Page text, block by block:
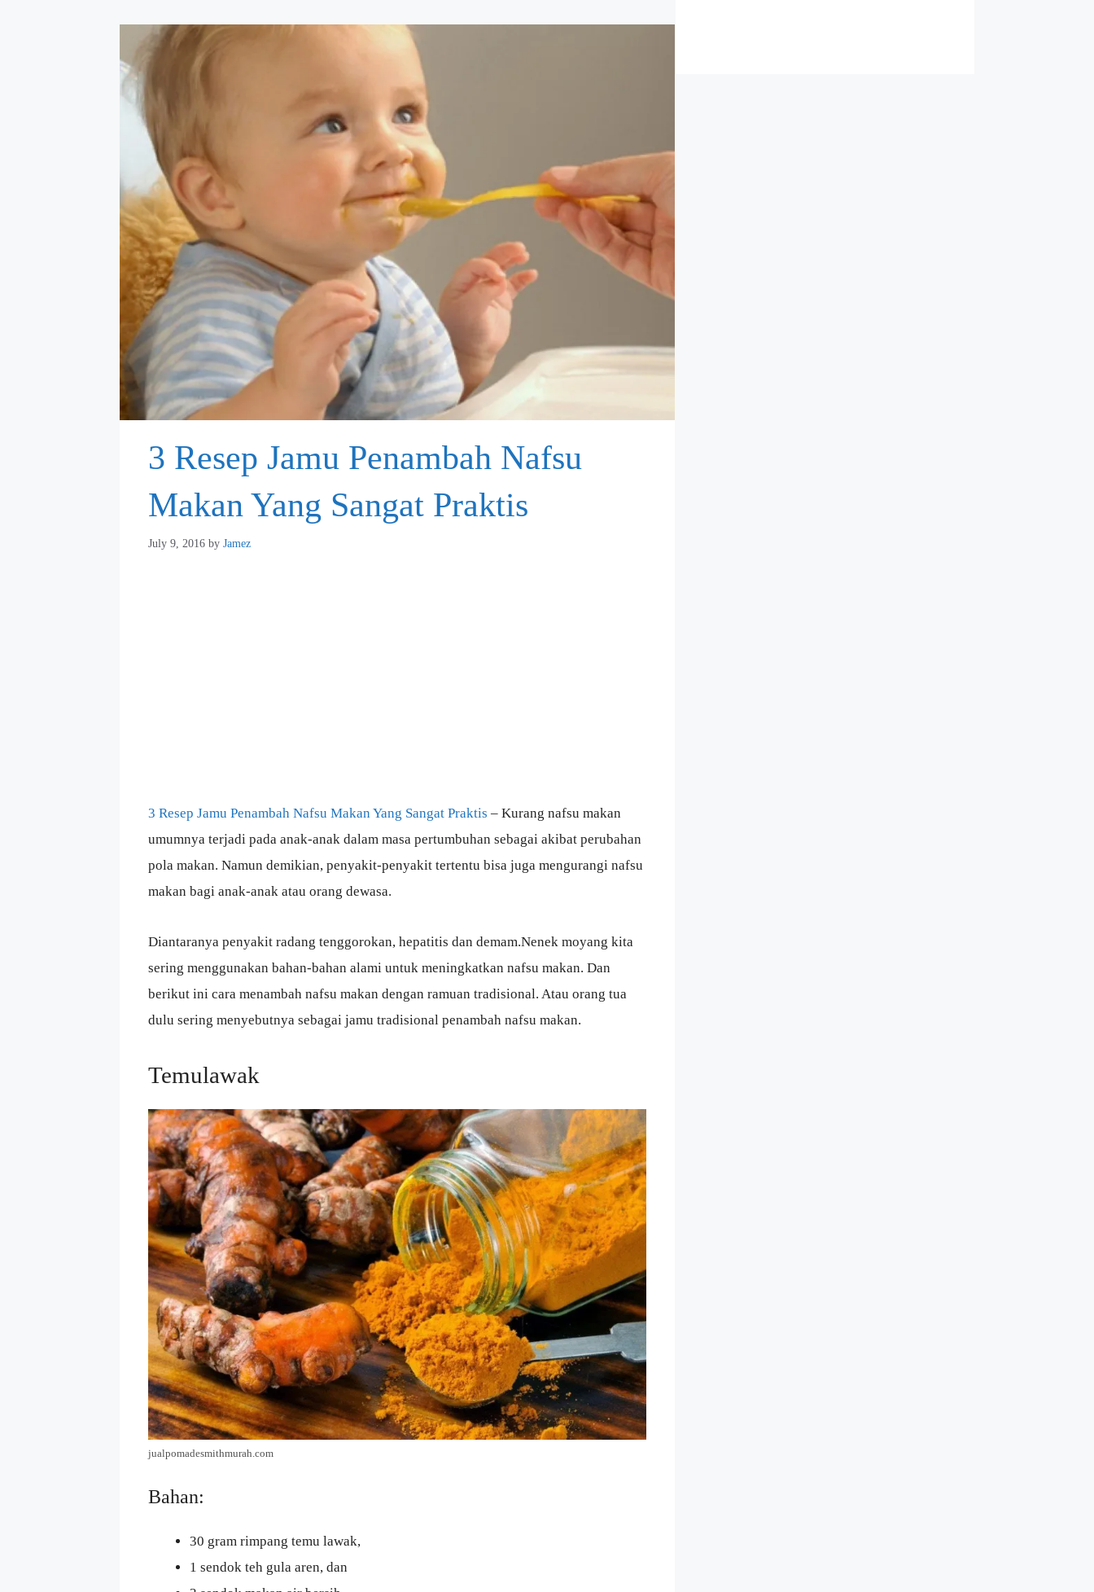
3 Resep Jamu Penambah Nafsu
Makan Yang Sangat Praktis
July 9, 2016 by Jamez
3 Resep Jamu Penambah Nafsu Makan Yang Sangat Praktis – Kurang nafsu makan
umumnya terjadi pada anak-anak dalam masa pertumbuhan sebagai akibat perubahan
pola makan. Namun demikian, penyakit-penyakit tertentu bisa juga mengurangi nafsu
makan bagi anak-anak atau orang dewasa.
Diantaranya penyakit radang tenggorokan, hepatitis dan demam.Nenek moyang kita
sering menggunakan bahan-bahan alami untuk meningkatkan nafsu makan. Dan
berikut ini cara menambah nafsu makan dengan ramuan tradisional. Atau orang tua
dulu sering menyebutnya sebagai jamu tradisional penambah nafsu makan.
Temulawak
jualpomadesmithmurah.com
Bahan:
30 gram rimpang temu lawak,
1 sendok teh gula aren, dan